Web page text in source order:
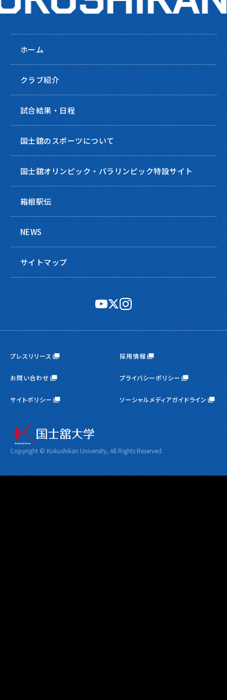
ホーム
クラブ紹介
試合結果・日程
国士舘のスポーツについて
国士舘オリンピック・パラリンピック特設サイト
箱根駅伝
NEWS
サイトマップ
式 式 式
プレスリリース 採用情報
お問い合わせ プライバシーポリシー
サイトポリシー ソーシャルメディアガイドライン
Copyright © Kokushikan University, All Rights Reserved.